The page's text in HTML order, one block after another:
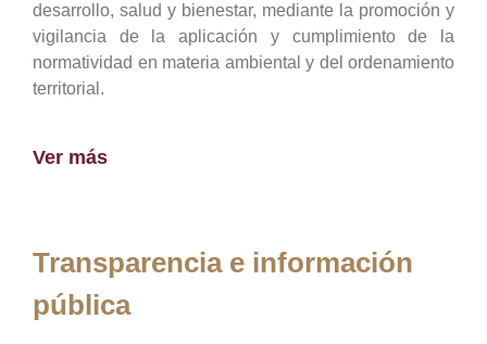
desarrollo, salud y bienestar, mediante la promoción y
vigilancia de la aplicación y cumplimiento de la
normatividad en materia ambiental y del ordenamiento
territorial.
Ver más
Transparencia e información
pública